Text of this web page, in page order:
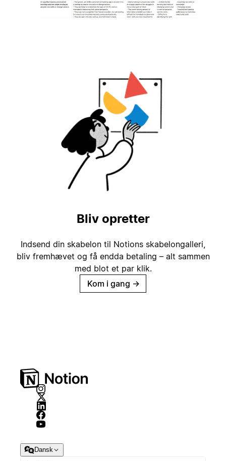
Bliv opretter
Indsend din skabelon til Notions skabelongalleri,
bliv fremhævet og få endda betaling – alt sammen
med blot et par klik.
Kom i gang →
Dansk